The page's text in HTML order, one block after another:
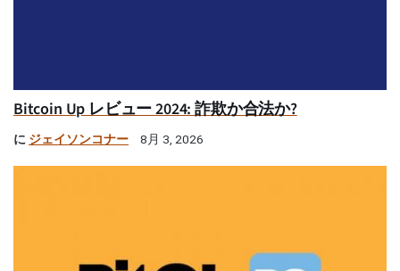
Bitcoin Up レビュー 2024: 詐欺か合法か?
に ジェイソンコナー 8月 3, 2026